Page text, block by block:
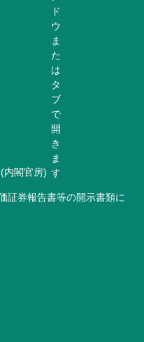
内閣官房)
証券報告書等の開示書類に